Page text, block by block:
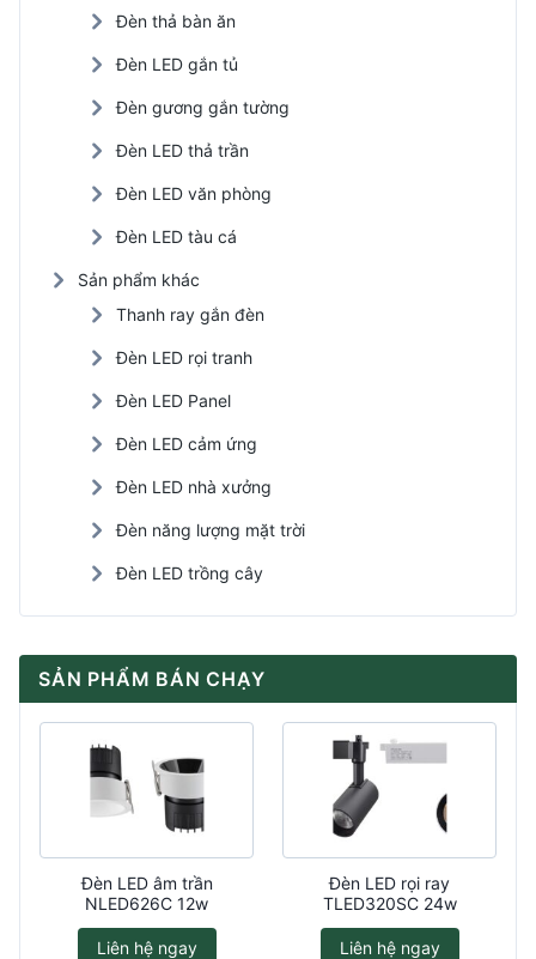
Đèn thả bàn ăn
Đèn LED gắn tủ
Đèn gương gắn tường
Đèn LED thả trần
Đèn LED văn phòng
Đèn LED tàu cá
Sản phẩm khác
Thanh ray gắn đèn
Đèn LED rọi tranh
Đèn LED Panel
Đèn LED cảm ứng
Đèn LED nhà xưởng
Đèn năng lượng mặt trời
Đèn LED trồng cây
SẢN PHẨM BÁN CHẠY
Đèn LED âm trần
NLED626C 12w
Liên hệ ngay
Đèn LED rọi ray
TLED320SC 24w
Liên hệ ngay